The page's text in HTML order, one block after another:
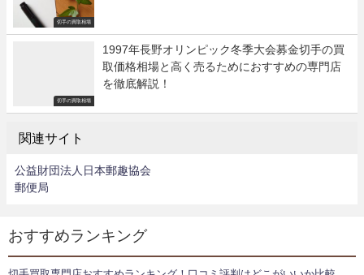
切手の買取相場
切手の買取相場
1997年長野オリンピック冬季大会募金切手の買
取価格相場と高く売るためにおすすめの専門店
を徹底解説！
関連サイト
公益財団法人日本郵趣協会
郵便局
おすすめランキング